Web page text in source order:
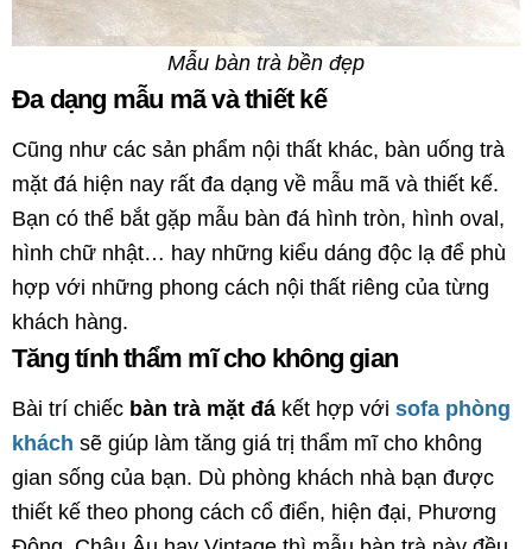
Mẫu bàn trà bền đẹp
Đa dạng mẫu mã và thiết kế
Cũng như các sản phẩm nội thất khác, bàn uống trà
mặt đá hiện nay rất đa dạng về mẫu mã và thiết kế.
Bạn có thể bắt gặp mẫu bàn đá hình tròn, hình oval,
hình chữ nhật… hay những kiểu dáng độc lạ để phù
hợp với những phong cách nội thất riêng của từng
khách hàng.
Tăng tính thẩm mĩ cho không gian
Bài trí chiếc bàn trà mặt đá kết hợp với sofa phòng
khách sẽ giúp làm tăng giá trị thẩm mĩ cho không
gian sống của bạn. Dù phòng khách nhà bạn được
thiết kế theo phong cách cổ điển, hiện đại, Phương